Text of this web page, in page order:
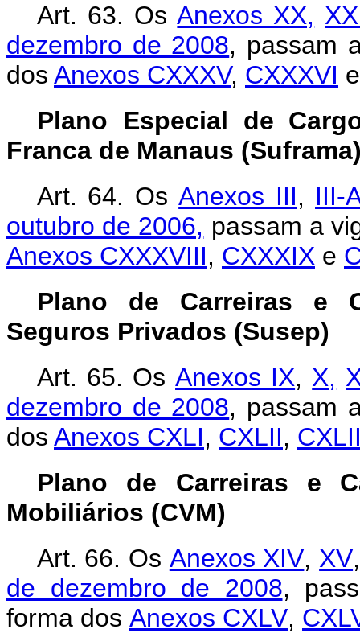
Art. 63. OsAnexos XX,
dezembro de 2008, passam
dos Anexos CXXXV, CXXXVI
Plano Especial de
Franca de Manaus
Art. 64. OsAnexos III, III-
outubro de 2006, passam a
Anexos CXXXVIII, CXXXIX e
Plano de Carreiras e
Seguros Privados (Susep)
Art. 65. OsAnexos IX, X,
dezembro de 2008, passam
dos Anexos CXLI, CXLII,
Plano de Carreiras e
Mobiliários (CVM)
Art. 66. Os Anexos XIV, XV
de dezembro de 2008,
forma dos Anexos CXLV,